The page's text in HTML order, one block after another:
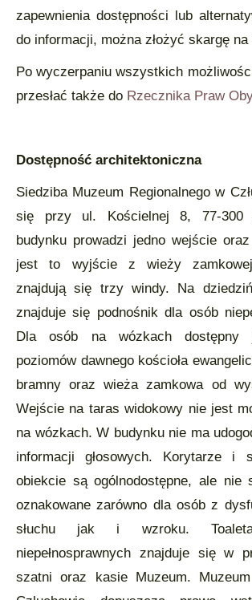
zapewnienia dostępności lub
do informacji, można złożyć skargę na
Po wyczerpaniu wszystkich
przesłać także do Rzecznika Praw
Dostępność architektoniczna
Siedziba Muzeum Regionalnego w
się przy ul. Kościelnej 8, 77-300
budynku prowadzi jedno wejście
jest to wyjście z wieży
znajdują się trzy windy. Na
znajduje się podnośnik dla osób
Dla osób na wózkach
poziomów dawnego kościoła
bramny oraz wieża zamkowa od
Wejście na taras widokowy nie jest
na wózkach. W budynku nie ma
informacji głosowych. Korytarze i
obiekcie są ogólnodostępne, ale nie
oznakowane zarówno dla osób z
słuchu jak i wzroku.
niepełnosprawnych znajduje się w
szatni oraz kasie Muzeum.